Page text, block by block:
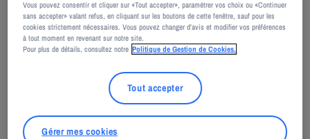
Vous pouvez consentir et cliquer sur «Tout accepter», paramétrer vos choix ou «Continuer
sans accepter» valant refus, en cliquant sur les boutons de cette fenêtre, sauf pour les
cookies strictement nécessaires. Vous pouvez changer d’avis et modifier vos préférences
à tout moment en revenant sur notre site.
Pour plus de détails, consultez notre Politique de Gestion de Cookies.
Tout accepter
Gérer mes cookies